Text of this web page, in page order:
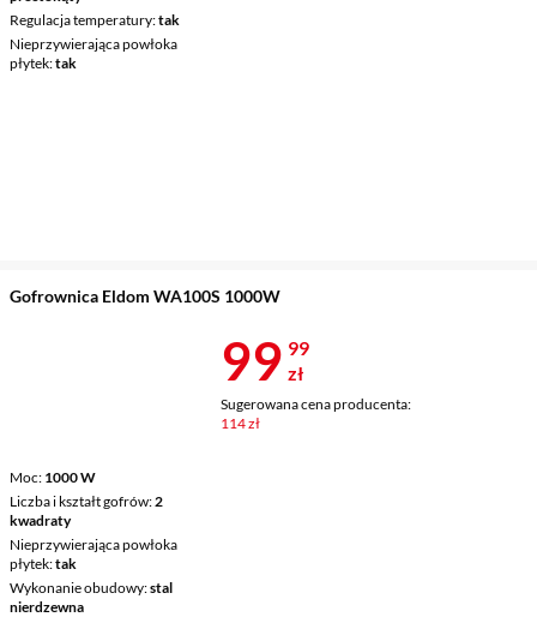
Regulacja temperatury tak
Nieprzywierająca powłoka
płytek tak
Gofrownica Eldom WA100S 1000W
Moc 1000 W
Liczba i kształt gofrów 2
kwadraty
Nieprzywierająca powłoka
płytek tak
Wykonanie obudowy stal
nierdzewna
Cena 99,99
99 99
zł
Sugerowana cena producenta:
114 zł